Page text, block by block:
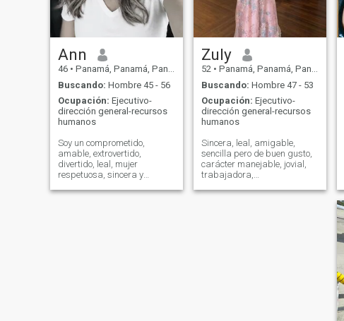
Ann
46 • Panamá, Panamá, Panamá
Buscando: Hombre 45 - 56
Ocupación: Ejecutivo-
dirección general-recursos
humanos
Soy un comprometido,
amable, extrovertido,
divertido, leal, mujer
respetuosa, sincera y
mi trabajo y mucho amor y
Zuly
52 • Panamá, Panamá, Panamá
Buscando: Hombre 47 - 53
Ocupación: Ejecutivo-
dirección general-recursos
humanos
Sincera, leal, amigable,
sencilla pero de buen gusto,
carácter manejable, jovial,
trabajadora,
mejor persona cada día,